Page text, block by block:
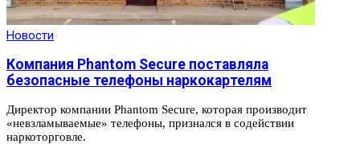
Новости
Компания Phantom Secure поставляла
безопасные телефоны наркокартелям
Директор компании Phantom Secure, которая производит
«невзламываемые» телефоны, признался в содействии
наркоторговле.